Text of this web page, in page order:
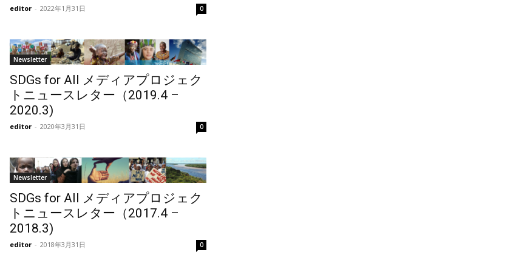
editor - 2022年1月31日 0
Newsletter
SDGs for All メディアプロジェク
トニュースレター（2019.4 –
2020.3)
editor - 2020年3月31日 0
Newsletter
SDGs for All メディアプロジェク
トニュースレター（2017.4 –
2018.3)
editor - 2018年3月31日 0